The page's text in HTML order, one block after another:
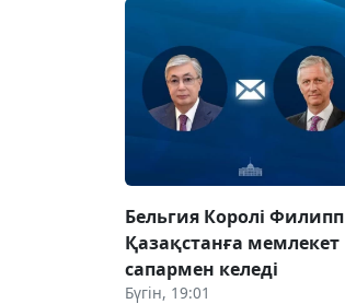
Бельгия Королі Филипп
Қазақстанға мемлекет
сапармен келеді
Бүгін, 19:01